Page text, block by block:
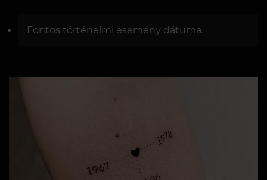
Fontos történelmi esemény dátuma.